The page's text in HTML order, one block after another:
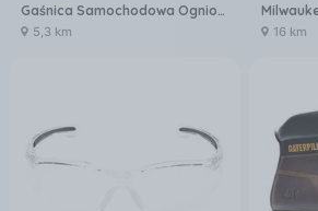
Gaśnica Samochodowa Ogniochron Gp-2X Abc
5,3 km 16 km